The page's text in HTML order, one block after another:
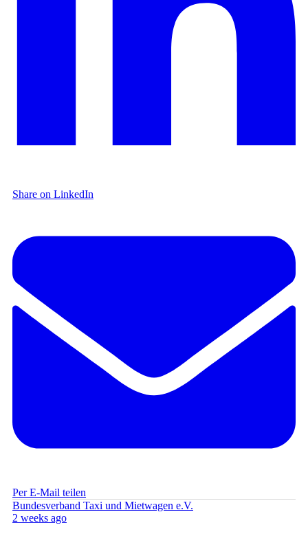
Share on LinkedIn
Per E-Mail teilen
Bundesverband Taxi und Mietwagen e.V.
2 weeks ago